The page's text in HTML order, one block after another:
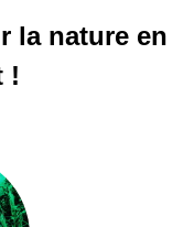
la nature en
!